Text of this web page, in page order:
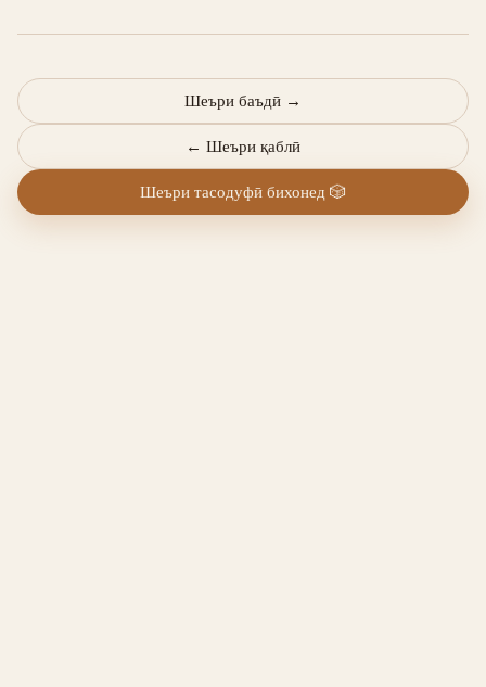
← Шеъри қаблӣ
Шеъри баъдӣ →
Шеъри тасодуфӣ бихонед 🎲